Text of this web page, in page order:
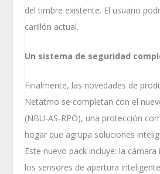
del timbre existente. El usuario
carillón actual.
Un sistema de seguridad
Finalmente, las novedades de
Netatmo se completan con el
(NBU-AS-RPO), una protección
hogar que agrupa soluciones
Este nuevo pack incluye: la
los sensores de apertura